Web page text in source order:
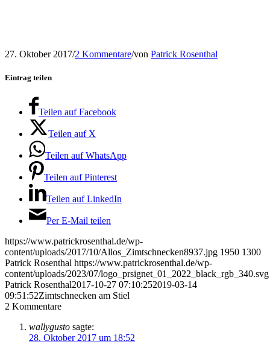
27. Oktober 2017/2 Kommentare/von Patrick Rosenthal
Eintrag teilen
Teilen auf Facebook
Teilen auf X
Teilen auf WhatsApp
Teilen auf Pinterest
Teilen auf LinkedIn
Per E-Mail teilen
https://www.patrickrosenthal.de/wp-
content/uploads/2017/10/Allos_Zimtschnecken8937.jpg 1950 1300
Patrick Rosenthal https://www.patrickrosenthal.de/wp-
content/uploads/2023/07/logo_prsignet_01_2022_black_rgb_340.svg
Patrick Rosenthal2017-10-27 07:10:252019-03-14
09:51:52Zimtschnecken am Stiel
2 Kommentare
wallygusto sagte:
28. Oktober 2017 um 18:52